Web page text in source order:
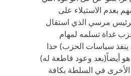
بعدم الاستيلاء على
مرسي الذي استقال
غداة تسلمه لمهام
سياسات الحزب) حذا
أيضاً(بعد وعود قاطعة له)
في السلطة بكافة